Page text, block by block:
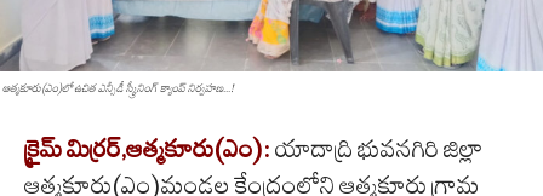
ఆత్మకూరు(ఎం)లో ఉచిత ఎన్సీడీ స్క్రీనింగ్ క్యాంప్ నిర్వహణ...!
క్రైమ్ మిర్రర్,ఆత్మకూరు(ఎం): యాదాద్రి భువనగిరి జిల్లా
ఆత్మకూరు(ఎం)మండల కేంద్రంలోని ఆత్మకూరు గ్రామ